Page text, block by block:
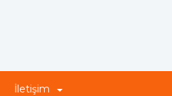
İletişim